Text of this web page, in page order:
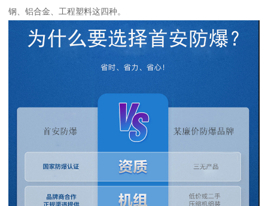
钢、铝合金、工程塑料这四种。